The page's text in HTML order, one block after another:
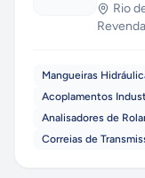
Rio
Revenda
Mangueiras
Acoplamentos
Analisadores de
Correias de